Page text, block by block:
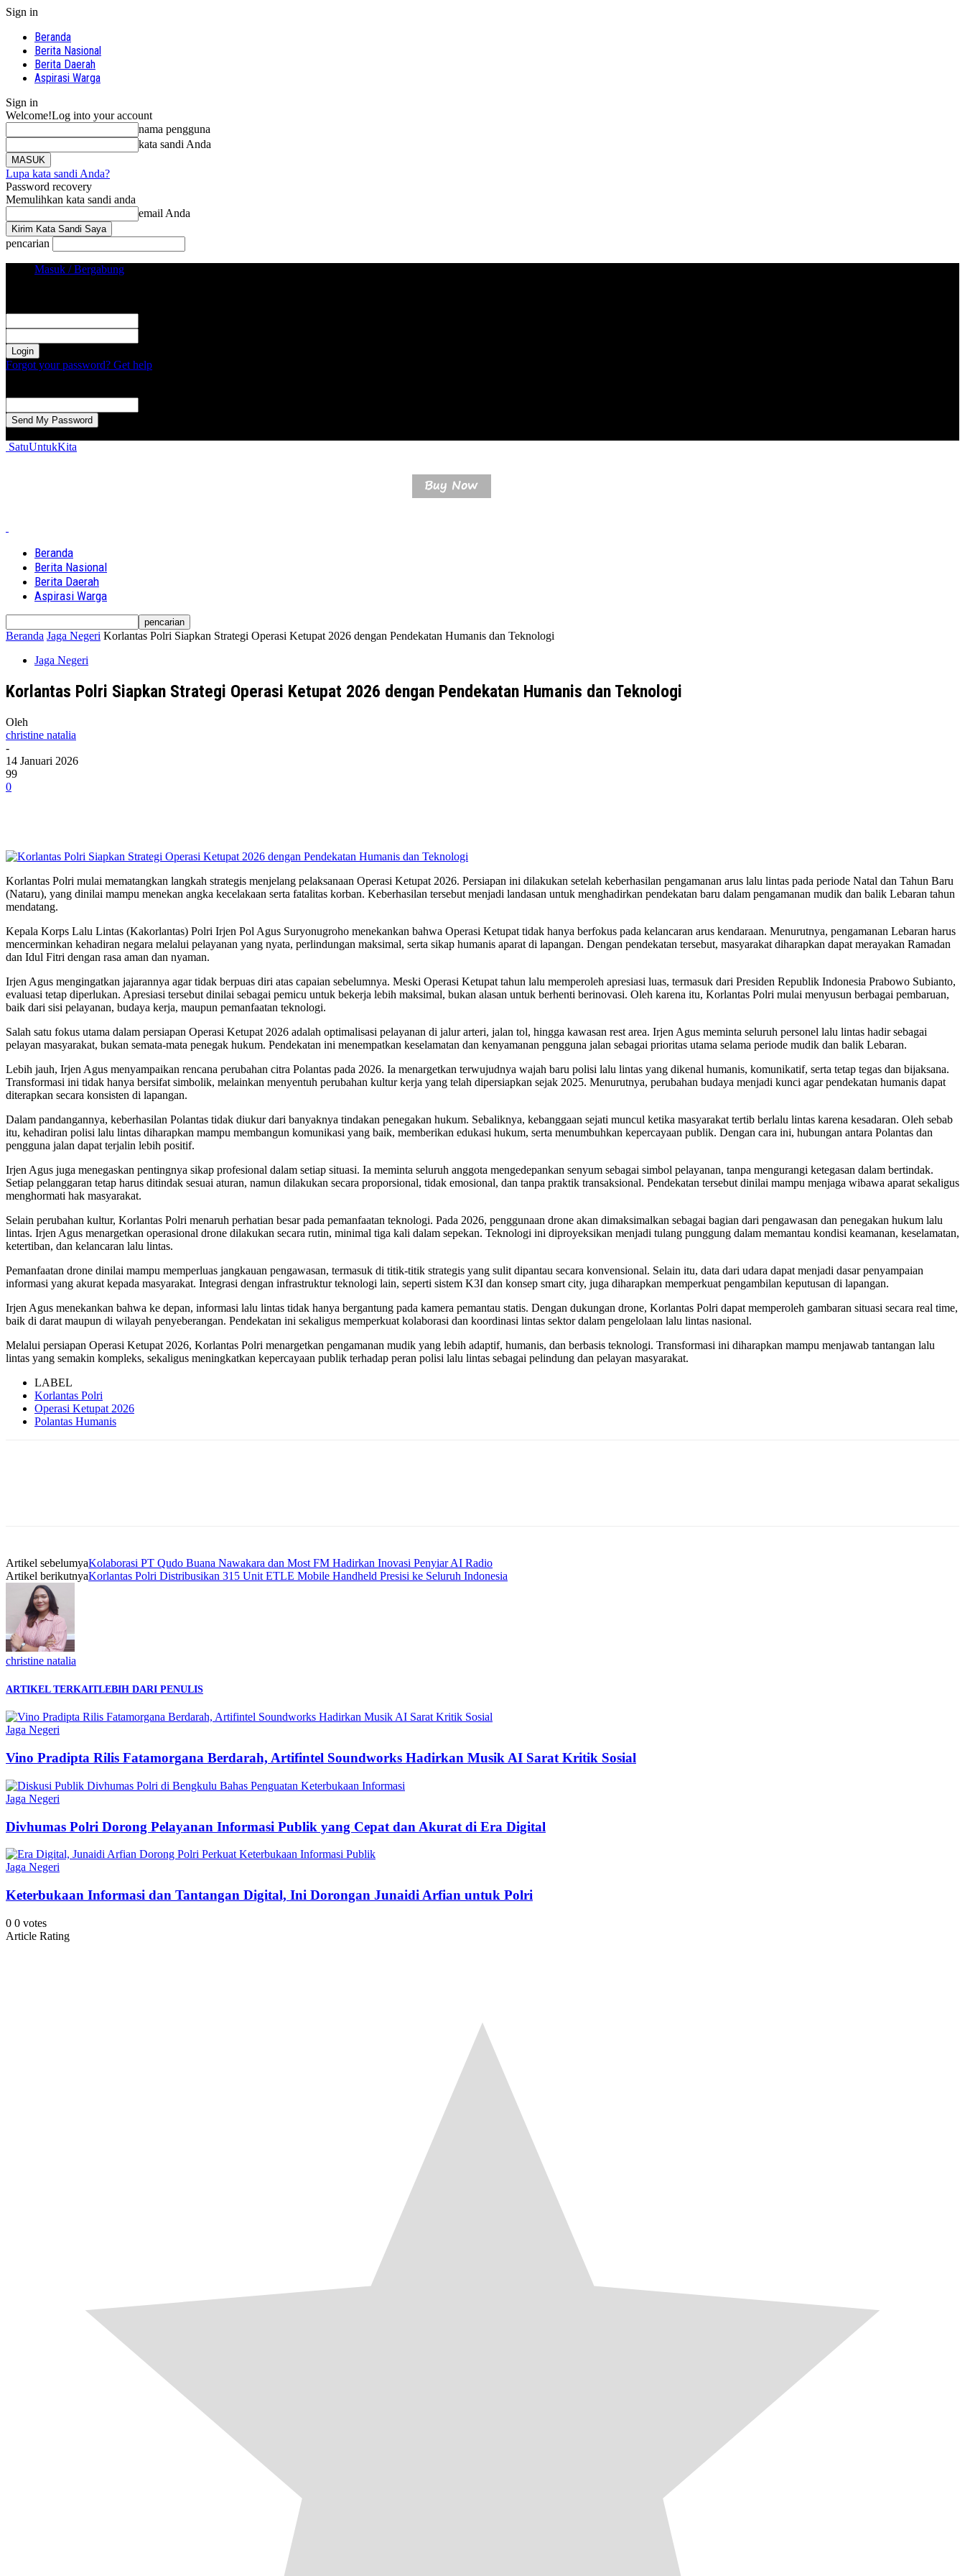
Sign in
Beranda
Berita Nasional
Berita Daerah
Aspirasi Warga
Sign in
Welcome!Log into your account
nama pengguna
kata sandi Anda
Lupa kata sandi Anda?
Password recovery
Memulihkan kata sandi anda
email Anda
pencarian
Masuk / Bergabung
Forgot your password? Get help
SatuUntukKita
Beranda
Berita Nasional
Berita Daerah
Aspirasi Warga
Beranda Jaga Negeri Korlantas Polri Siapkan Strategi Operasi Ketupat 2026 dengan Pendekatan Humanis dan Teknologi
Jaga Negeri
Korlantas Polri Siapkan Strategi Operasi Ketupat 2026 dengan Pendekatan Humanis dan Teknologi
Oleh
christine natalia
-
14 Januari 2026
99
0
Korlantas Polri mulai mematangkan langkah strategis menjelang pelaksanaan Operasi Ketupat 2026. Persiapan ini dilakukan setelah keberhasilan pengamanan arus lalu lintas pada periode Natal dan Tahun Baru
(Nataru), yang dinilai mampu menekan angka kecelakaan serta fatalitas korban. Keberhasilan tersebut menjadi landasan untuk menghadirkan pendekatan baru dalam pengamanan mudik dan balik Lebaran tahun
mendatang.
Kepala Korps Lalu Lintas (Kakorlantas) Polri Irjen Pol Agus Suryonugroho menekankan bahwa Operasi Ketupat tidak hanya berfokus pada kelancaran arus kendaraan. Menurutnya, pengamanan Lebaran harus
mencerminkan kehadiran negara melalui pelayanan yang nyata, perlindungan maksimal, serta sikap humanis aparat di lapangan. Dengan pendekatan tersebut, masyarakat diharapkan dapat merayakan Ramadan
dan Idul Fitri dengan rasa aman dan nyaman.
Irjen Agus mengingatkan jajarannya agar tidak berpuas diri atas capaian sebelumnya. Meski Operasi Ketupat tahun lalu memperoleh apresiasi luas, termasuk dari Presiden Republik Indonesia Prabowo Subianto,
evaluasi tetap diperlukan. Apresiasi tersebut dinilai sebagai pemicu untuk bekerja lebih maksimal, bukan alasan untuk berhenti berinovasi. Oleh karena itu, Korlantas Polri mulai menyusun berbagai pembaruan,
baik dari sisi pelayanan, budaya kerja, maupun pemanfaatan teknologi.
Salah satu fokus utama dalam persiapan Operasi Ketupat 2026 adalah optimalisasi pelayanan di jalur arteri, jalan tol, hingga kawasan rest area. Irjen Agus meminta seluruh personel lalu lintas hadir sebagai
pelayan masyarakat, bukan semata-mata penegak hukum. Pendekatan ini menempatkan keselamatan dan kenyamanan pengguna jalan sebagai prioritas utama selama periode mudik dan balik Lebaran.
Lebih jauh, Irjen Agus menyampaikan rencana perubahan citra Polantas pada 2026. Ia menargetkan terwujudnya wajah baru polisi lalu lintas yang dikenal humanis, komunikatif, serta tetap tegas dan bijaksana.
Transformasi ini tidak hanya bersifat simbolik, melainkan menyentuh perubahan kultur kerja yang telah dipersiapkan sejak 2025. Menurutnya, perubahan budaya menjadi kunci agar pendekatan humanis dapat
diterapkan secara konsisten di lapangan.
Dalam pandangannya, keberhasilan Polantas tidak diukur dari banyaknya tindakan penegakan hukum. Sebaliknya, kebanggaan sejati muncul ketika masyarakat tertib berlalu lintas karena kesadaran. Oleh sebab
itu, kehadiran polisi lalu lintas diharapkan mampu membangun komunikasi yang baik, memberikan edukasi hukum, serta menumbuhkan kepercayaan publik. Dengan cara ini, hubungan antara Polantas dan
pengguna jalan dapat terjalin lebih positif.
Irjen Agus juga menegaskan pentingnya sikap profesional dalam setiap situasi. Ia meminta seluruh anggota mengedepankan senyum sebagai simbol pelayanan, tanpa mengurangi ketegasan dalam bertindak.
Setiap pelanggaran tetap harus ditindak sesuai aturan, namun dilakukan secara proporsional, tidak emosional, dan tanpa praktik transaksional. Pendekatan tersebut dinilai mampu menjaga wibawa aparat sekaligus
menghormati hak masyarakat.
Selain perubahan kultur, Korlantas Polri menaruh perhatian besar pada pemanfaatan teknologi. Pada 2026, penggunaan drone akan dimaksimalkan sebagai bagian dari pengawasan dan penegakan hukum lalu
lintas. Irjen Agus menargetkan operasional drone dilakukan secara rutin, minimal tiga kali dalam sepekan. Teknologi ini diproyeksikan menjadi tulang punggung dalam memantau kondisi keamanan, keselamatan,
ketertiban, dan kelancaran lalu lintas.
Pemanfaatan drone dinilai mampu memperluas jangkauan pengawasan, termasuk di titik-titik strategis yang sulit dipantau secara konvensional. Selain itu, data dari udara dapat menjadi dasar penyampaian
informasi yang akurat kepada masyarakat. Integrasi dengan infrastruktur teknologi lain, seperti sistem K3I dan konsep smart city, juga diharapkan memperkuat pengambilan keputusan di lapangan.
Irjen Agus menekankan bahwa ke depan, informasi lalu lintas tidak hanya bergantung pada kamera pemantau statis. Dengan dukungan drone, Korlantas Polri dapat memperoleh gambaran situasi secara real time,
baik di darat maupun di wilayah penyeberangan. Pendekatan ini sekaligus memperkuat kolaborasi dan koordinasi lintas sektor dalam pengelolaan lalu lintas nasional.
Melalui persiapan Operasi Ketupat 2026, Korlantas Polri menargetkan pengamanan mudik yang lebih adaptif, humanis, dan berbasis teknologi. Transformasi ini diharapkan mampu menjawab tantangan lalu
lintas yang semakin kompleks, sekaligus meningkatkan kepercayaan publik terhadap peran polisi lalu lintas sebagai pelindung dan pelayan masyarakat.
LABEL
Korlantas Polri
Operasi Ketupat 2026
Polantas Humanis
Artikel sebelumyaKolaborasi PT Qudo Buana Nawakara dan Most FM Hadirkan Inovasi Penyiar AI Radio
Artikel berikutnyaKorlantas Polri Distribusikan 315 Unit ETLE Mobile Handheld Presisi ke Seluruh Indonesia
christine natalia
ARTIKEL TERKAITLEBIH DARI PENULIS
Jaga Negeri
Vino Pradipta Rilis Fatamorgana Berdarah, Artifintel Soundworks Hadirkan Musik AI Sarat Kritik Sosial
Jaga Negeri
Divhumas Polri Dorong Pelayanan Informasi Publik yang Cepat dan Akurat di Era Digital
Jaga Negeri
Keterbukaan Informasi dan Tantangan Digital, Ini Dorongan Junaidi Arfian untuk Polri
0 0 votes
Article Rating